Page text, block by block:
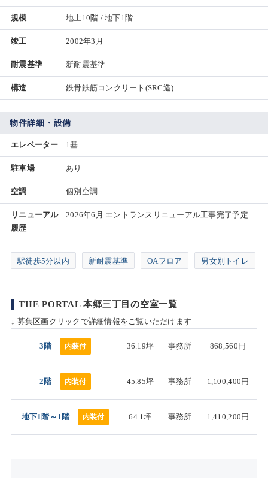
規模 地上10階 / 地下1階
竣工 2002年3月
耐震基準 新耐震基準
構造 鉄骨鉄筋コンクリート(SRC造)
物件詳細・設備
エレベーター 1基
駐車場 あり
空調 個別空調
リニューアル
履歴
2026年6月 エントランスリニューアル工事完了予定
駅徒歩5分以内 新耐震基準 OAフロア 男女別トイレ
THE PORTAL 本郷三丁目の空室一覧
↓ 募集区画クリックで詳細情報をご覧いただけます
3階 内装付 36.19坪 事務所 868,560円
2階 内装付 45.85坪 事務所 1,100,400円
地下1階～1階 内装付 64.1坪 事務所 1,410,200円